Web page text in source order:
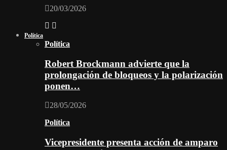
20/03/2026
Política
Política
Robert Brockmann advierte que la
prolongación de bloqueos y la polarización
ponen…
28/05/2026
Política
Vicepresidente presenta acción de amparo